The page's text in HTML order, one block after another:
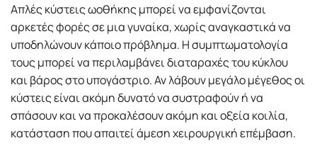
Απλές κύστεις ωοθήκης μπορεί να εμφανίζονται
αρκετές φορές σε μια γυναίκα, χωρίς αναγκαστικά να
υποδηλώνουν κάποιο πρόβλημα. Η συμπτωματολογία
τους μπορεί να περιλαμβάνει διαταραχές του κύκλου
και βάρος στο υπογάστριο. Αν λάβουν μεγάλο μέγεθος οι
κύστεις είναι ακόμη δυνατό να συστραφούν ή να
σπάσουν και να προκαλέσουν ακόμη και οξεία κοιλία,
κατάσταση που απαιτεί άμεση χειρουργική επέμβαση.